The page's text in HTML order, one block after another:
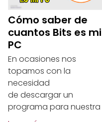
Cómo saber de
cuantos Bits es mi
PC
En ocasiones nos
topamos con la
necesidad
de descargar un
programa para nuestra